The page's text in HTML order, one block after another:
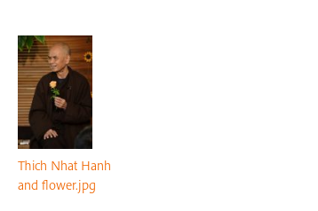
Thich Nhat Hanh
and flower.jpg